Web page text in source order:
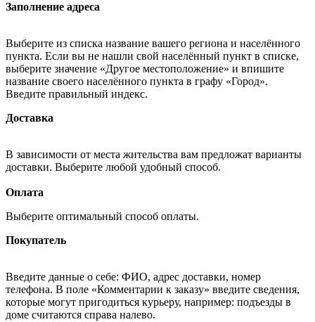
Заполнение адреса
Выберите из списка название вашего региона и населённого
пункта. Если вы не нашли свой населённый пункт в списке,
выберите значение «Другое местоположение» и впишите
название своего населённого пункта в графу «Город».
Введите правильный индекс.
Доставка
В зависимости от места жительства вам предложат варианты
доставки. Выберите любой удобный способ.
Оплата
Выберите оптимальный способ оплаты.
Покупатель
Введите данные о себе: ФИО, адрес доставки, номер
телефона. В поле «Комментарии к заказу» введите сведения,
которые могут пригодиться курьеру, например: подъезды в
доме считаются справа налево.